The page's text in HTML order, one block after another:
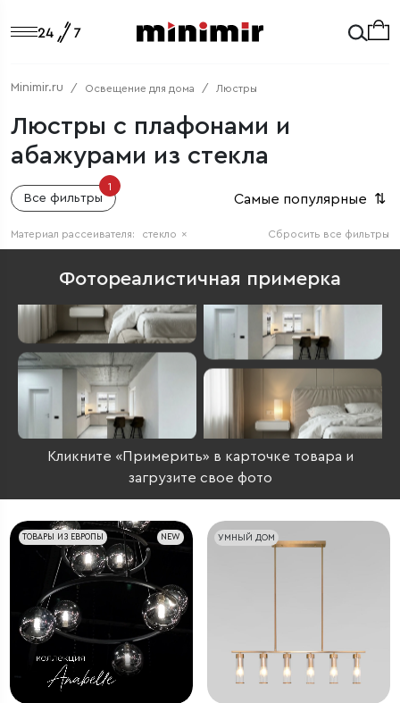
Minimir.ru Освещение для дома Люстры
Люстры с плафонами и
абажурами из стекла
Все фильтры
1
Самые популярные ⇅
Сбросить все фильтры
Материал рассеивателя: стекло ×
Фотореалистичная примерка
Кликните «Примерить» в карточке товара и
загрузите свое фото
NEW
ТОВАРЫ ИЗ ЕВРОПЫ УМНЫЙ ДОМ